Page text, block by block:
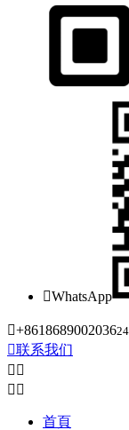
WhatsApp
+8618689002036
联系我们
 
 
首頁